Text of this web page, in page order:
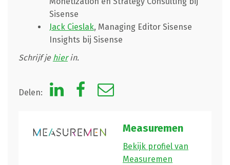
Sisense
Jack Cieslak, Managing Editor Sisense
Insights bij Sisense
Schrijf je hierin.
Delen:
Measuremen
Bekijk profiel van
Measuremen